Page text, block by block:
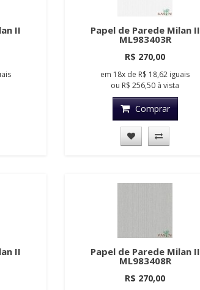
II Papel de Parede Milan II
ML983403R
R$ 270,00
em 18x de R$ 18,62 iguais
ou R$ 256,50 à vista
Comprar
II Papel de Parede Milan II
ML983408R
R$ 270,00